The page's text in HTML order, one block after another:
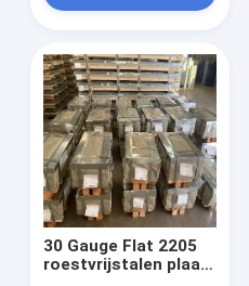
30 Gauge Flat 2205
roestvrijstalen plaat